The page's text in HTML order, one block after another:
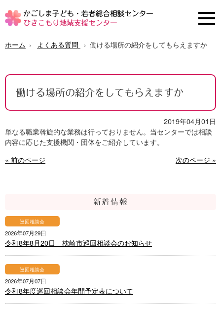
ホーム よくある質問 働ける場所の紹介をしてもらえますか
働ける場所の紹介をしてもらえますか
2019年04月01日
単なる職業斡旋的な業務は行っておりません。当センターでは相談
内容に応じた支援機関・団体をご紹介しています。
« 前のページ
次のページ »
新着情報
巡回相談会
2026年07月29日
令和8年8月20日 枕崎市巡回相談会のお知らせ
巡回相談会
2026年07月07日
令和8年度巡回相談会年間予定表について